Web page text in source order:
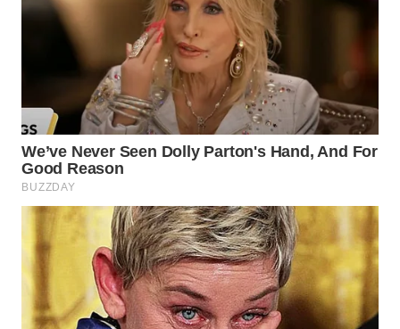
WN
DEPOK
TAPANULI
UTARA
WN
SAMOSIR
PADANG
WN